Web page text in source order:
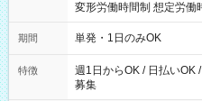
変形労働時間制 想定労働時間160時間/
～21：00
期間 単発・1日のみOK
特徴
週1日からOK / 日払いOK
募集